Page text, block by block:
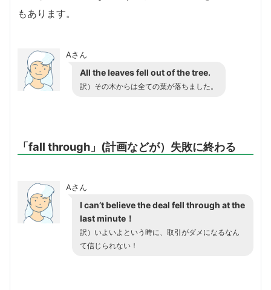
もあります。
Aさん
All the leaves fell out of the tree.
訳）その木からは全ての葉が落ちました。
「fall through」(計画などが）失敗に終わる
Aさん
I can’t believe the deal fell through at the
last minute！
訳）いよいよという時に、取引がダメになるなん
て信じられない！